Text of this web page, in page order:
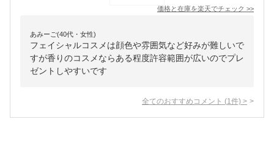
価格と在庫を楽天でチェック >>
あみーご(40代・女性)
フェイシャルコスメは顔色や雰囲気など好みが難しいで
すが香りのコスメならある程度許容範囲が広いのでプレ
ゼントしやすいです
全てのおすすめコメント (1 件) >